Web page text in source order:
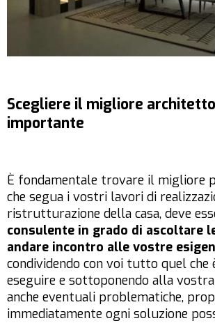
Scegliere il migliore
importante
È fondamentale trovare il migliore
che segua i vostri lavori di
ristrutturazione della casa, deve
consulente in grado di ascoltare
andare incontro alle vostre
condividendo con voi tutto quel che
eseguire e sottoponendo alla
anche eventuali problematiche,
immediatamente ogni soluzione